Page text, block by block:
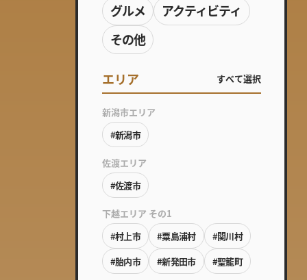
グルメ
アクティビティ
その他
エリア すべて選択
新潟市エリア
#新潟市
佐渡エリア
#佐渡市
下越エリア その1
#村上市
#粟島浦村
#関川村
#胎内市
#新発田市 #聖籠町